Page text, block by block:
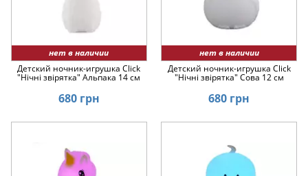
нет в наличии
Детский ночник-игрушка Click
"Hічні звірятка" Альпака 14 см
680 грн
нет в наличии
Детский ночник-игрушка Click
"Hічні звірятка" Сова 12 см
680 грн